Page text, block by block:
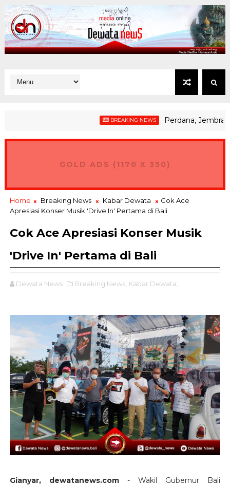
BREAKING NEWS Perdana, Jembrana
GOLD ADS (1170 X 350)
Home Breaking News Kabar Dewata
Cok Ace
Apresiasi Konser Musik 'Drive In' Pertama di Bali
Cok Ace Apresiasi Konser Musik
'Drive In' Pertama di Bali
Dewata News Breaking News, Kabar Dewata,
Gianyar, dewatanews.com- Wakil Gubernur Bali